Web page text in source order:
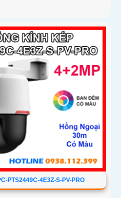
PTS2449C-4E3Z-S-PV-PRO